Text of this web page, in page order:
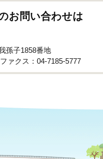
お問い合わせは
孫子1858番地
ァクス：04-7185-5777